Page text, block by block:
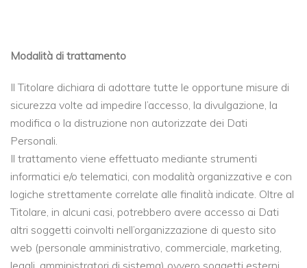
Modalità di trattamento
Il Titolare dichiara di adottare tutte le opportune misure di
sicurezza volte ad impedire l’accesso, la divulgazione, la
modifica o la distruzione non autorizzate dei Dati
Personali.
Il trattamento viene effettuato mediante strumenti
informatici e/o telematici, con modalità organizzative e con
logiche strettamente correlate alle finalità indicate. Oltre al
Titolare, in alcuni casi, potrebbero avere accesso ai Dati
altri soggetti coinvolti nell’organizzazione di questo sito
web (personale amministrativo, commerciale, marketing,
legali, amministratori di sistema) ovvero soggetti esterni